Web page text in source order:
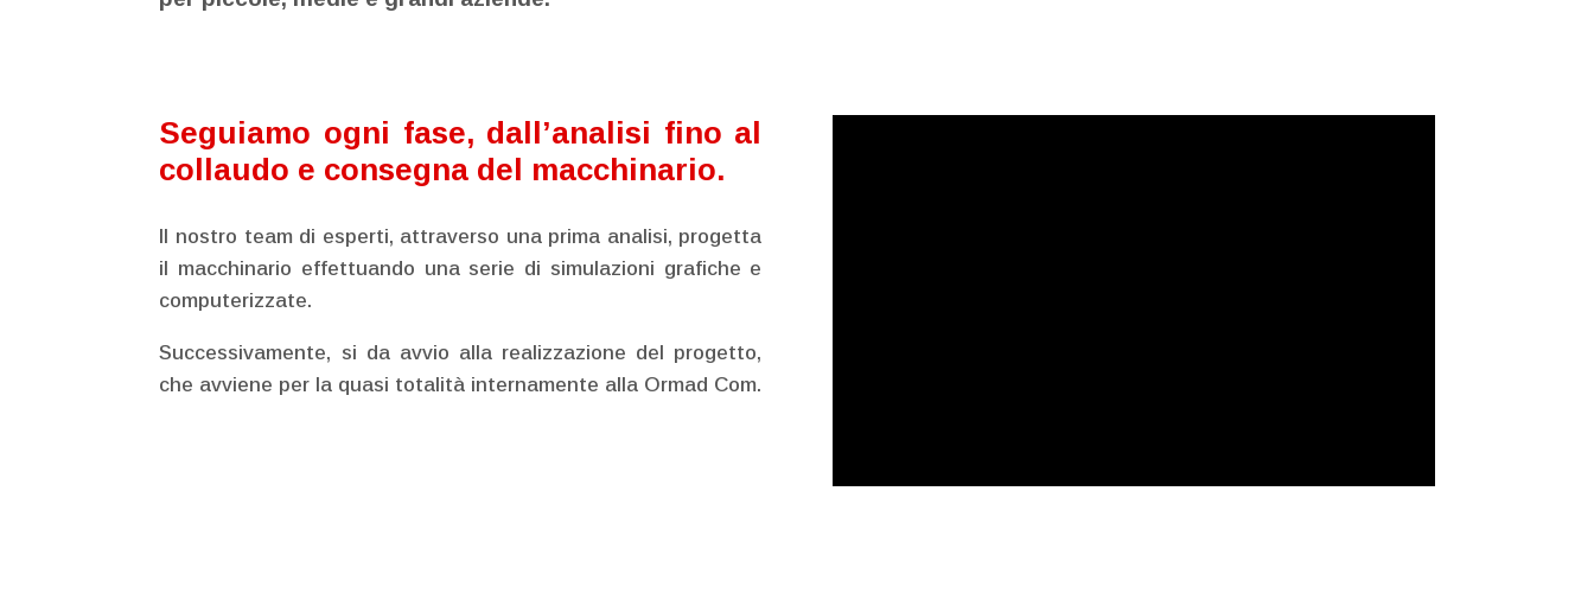
Seguiamo ogni fase, dall’analisi fino al
collaudo e consegna del macchinario.
Il nostro team di esperti, attraverso una prima analisi, progetta
il macchinario effettuando una serie di simulazioni grafiche e
computerizzate.
Successivamente, si da avvio alla realizzazione del progetto,
che avviene per la quasi totalità internamente alla Ormad Com.